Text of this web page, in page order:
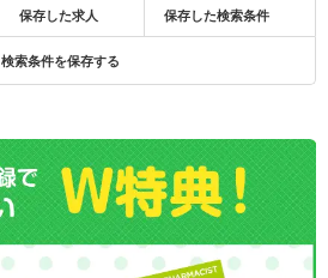
保存した求人 保存した検索条件
検索条件を保存する